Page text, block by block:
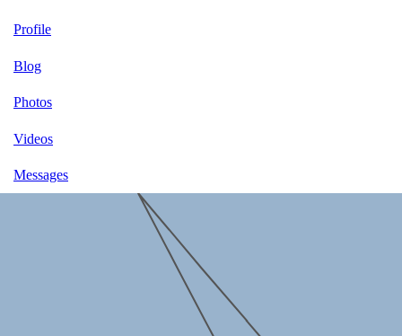
Profile
Blog
Photos
Videos
Messages